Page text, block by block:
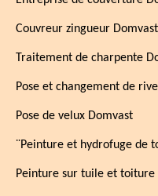
Couvreur zingueur Domvast
Traitement de charpente
Pose et changement de
Pose de velux Domvast
¨Peinture et hydrofuge de
Peinture sur tuile et toiture